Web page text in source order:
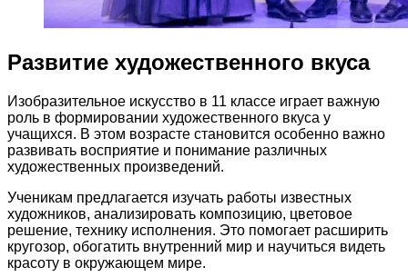
Развитие художественного вкуса
Изобразительное искусство в 11 классе играет важную
роль в формировании художественного вкуса у
учащихся. В этом возрасте становится особенно важно
развивать восприятие и понимание различных
художественных произведений.
Ученикам предлагается изучать работы известных
художников, анализировать композицию, цветовое
решение, технику исполнения. Это помогает расширить
кругозор, обогатить внутренний мир и научиться видеть
красоту в окружающем мире.